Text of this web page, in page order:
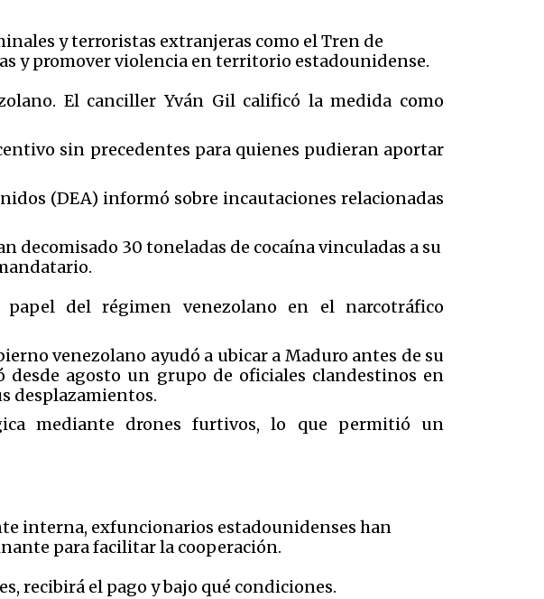
y terroristas extranjeras como el Tren de
y promover violencia en territorio estadounidense.
El canciller Yván Gil calificó la medida como
sin precedentes para quienes pudieran aportar
(DEA) informó sobre incautaciones relacionadas
decomisado 30 toneladas de cocaína vinculadas a su
del régimen venezolano en el narcotráfico
venezolano ayudó a ubicar a Maduro antes de su
desde agosto un grupo de oficiales clandestinos en
desplazamientos.
mediante drones furtivos, lo que permitió un
interna, exfuncionarios estadounidenses han
para facilitar la cooperación.
recibirá el pago y bajo qué condiciones.